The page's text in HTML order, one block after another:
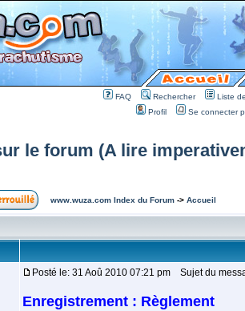
FAQ Rechercher
Liste
Profil
Se connecter
le forum (A lire
www.wuza.com Index du Forum-> Accueil
Posté le: 31 Aoû 2010 07:21 pm Sujet du
Enregistrement : Règlement